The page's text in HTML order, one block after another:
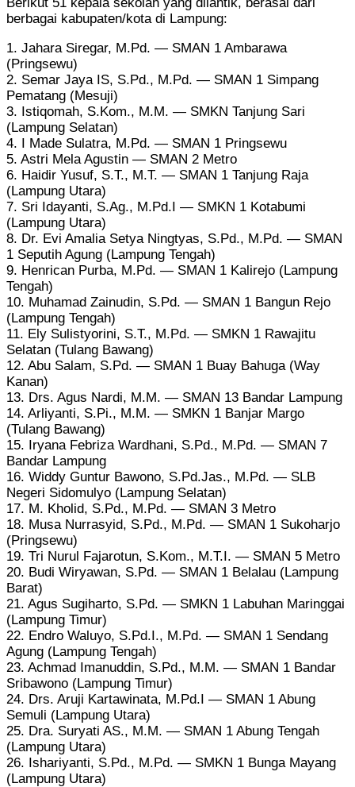
berbagai kabupaten/kota di Lampung:
1. Jahara Siregar, M.Pd. — SMAN 1 Ambarawa
(Pringsewu)
2. Semar Jaya IS, S.Pd., M.Pd. — SMAN 1 Simpang
Pematang (Mesuji)
3. Istiqomah, S.Kom., M.M. — SMKN Tanjung Sari
(Lampung Selatan)
4. I Made Sulatra, M.Pd. — SMAN 1 Pringsewu
5. Astri Mela Agustin — SMAN 2 Metro
6. Haidir Yusuf, S.T., M.T. — SMAN 1 Tanjung Raja
(Lampung Utara)
7. Sri Idayanti, S.Ag., M.Pd.I — SMKN 1 Kotabumi
(Lampung Utara)
8. Dr. Evi Amalia Setya Ningtyas, S.Pd., M.Pd. — SMAN
1 Seputih Agung (Lampung Tengah)
9. Henrican Purba, M.Pd. — SMAN 1 Kalirejo (Lampung
Tengah)
10. Muhamad Zainudin, S.Pd. — SMAN 1 Bangun Rejo
(Lampung Tengah)
11. Ely Sulistyorini, S.T., M.Pd. — SMKN 1 Rawajitu
Selatan (Tulang Bawang)
12. Abu Salam, S.Pd. — SMAN 1 Buay Bahuga (Way
Kanan)
13. Drs. Agus Nardi, M.M. — SMAN 13 Bandar Lampung
14. Arliyanti, S.Pi., M.M. — SMKN 1 Banjar Margo
(Tulang Bawang)
15. Iryana Febriza Wardhani, S.Pd., M.Pd. — SMAN 7
Bandar Lampung
16. Widdy Guntur Bawono, S.Pd.Jas., M.Pd. — SLB
Negeri Sidomulyo (Lampung Selatan)
17. M. Kholid, S.Pd., M.Pd. — SMAN 3 Metro
18. Musa Nurrasyid, S.Pd., M.Pd. — SMAN 1 Sukoharjo
(Pringsewu)
19. Tri Nurul Fajarotun, S.Kom., M.T.I. — SMAN 5 Metro
20. Budi Wiryawan, S.Pd. — SMAN 1 Belalau (Lampung
Barat)
21. Agus Sugiharto, S.Pd. — SMKN 1 Labuhan Maringgai
(Lampung Timur)
22. Endro Waluyo, S.Pd.I., M.Pd. — SMAN 1 Sendang
Agung (Lampung Tengah)
23. Achmad Imanuddin, S.Pd., M.M. — SMAN 1 Bandar
Sribawono (Lampung Timur)
24. Drs. Aruji Kartawinata, M.Pd.I — SMAN 1 Abung
Semuli (Lampung Utara)
25. Dra. Suryati AS., M.M. — SMAN 1 Abung Tengah
(Lampung Utara)
26. Ishariyanti, S.Pd., M.Pd. — SMKN 1 Bunga Mayang
(Lampung Utara)